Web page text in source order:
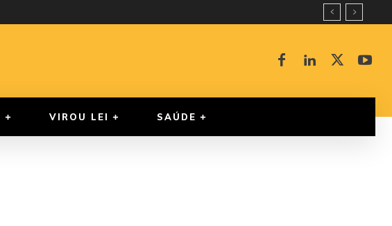
VIROU LEI SAÚDE